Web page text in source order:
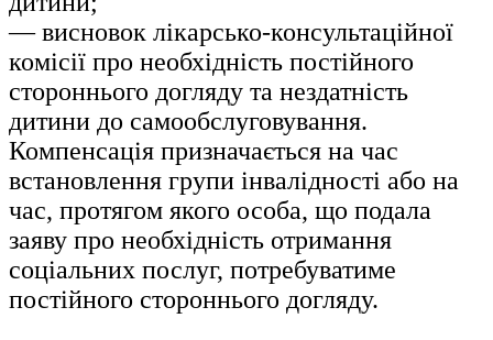
— висновок лікарсько-консультаційної
комісії про необхідність постійного
стороннього догляду та нездатність
дитини до самообслуговування.
Компенсація призначається на час
встановлення групи інвалідності або на
час, протягом якого особа, що подала
заяву про необхідність отримання
соціальних послуг, потребуватиме
постійного стороннього догляду.